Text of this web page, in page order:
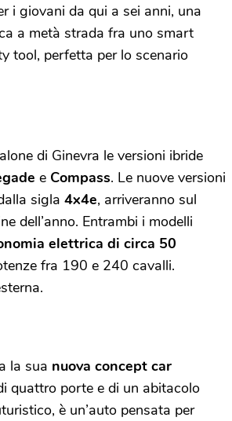
i giovani da qui a sei anni, una
a metà strada fra uno smart
tool, perfetta per lo scenario
di Ginevra le versioni ibride
e Compass. Le nuove versioni
sigla 4x4e, arriveranno sul
dell’anno. Entrambi i modelli
elettrica di circa 50
fra 190 e 240 cavalli.
la sua nuova concept car
quattro porte e di un abitacolo
è un’auto pensata per